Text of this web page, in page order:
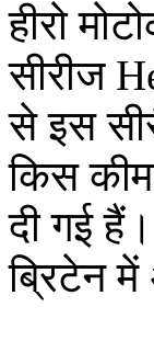
हीरो
सीरीज
से इस
किस
दी गई
ब्रिटेन में